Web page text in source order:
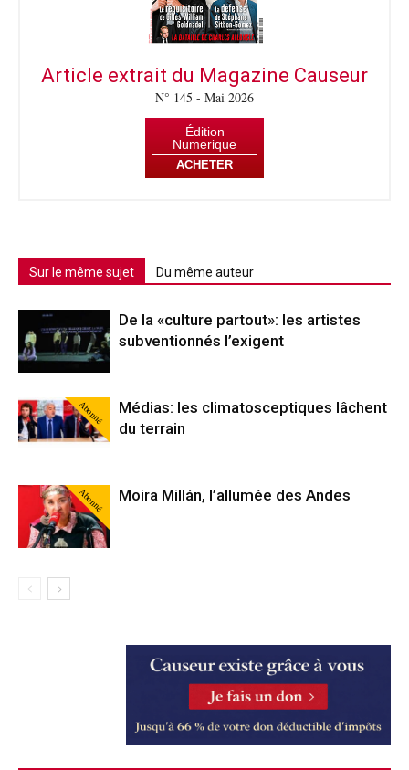
Article extrait du Magazine Causeur
N° 145 - Mai 2026
Édition
Numerique
ACHETER
Sur le même sujet Du même auteur
De la «culture partout»: les artistes
subventionnés l’exigent
Abonné
Médias: les climatosceptiques lâchent
du terrain
Abonné Moira Millán, l’allumée des Andes